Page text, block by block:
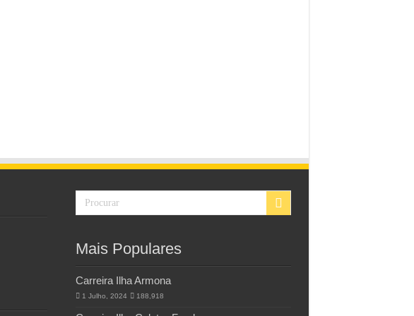
Mais Populares
Carreira Ilha Armona
1 Julho, 2024 188,918